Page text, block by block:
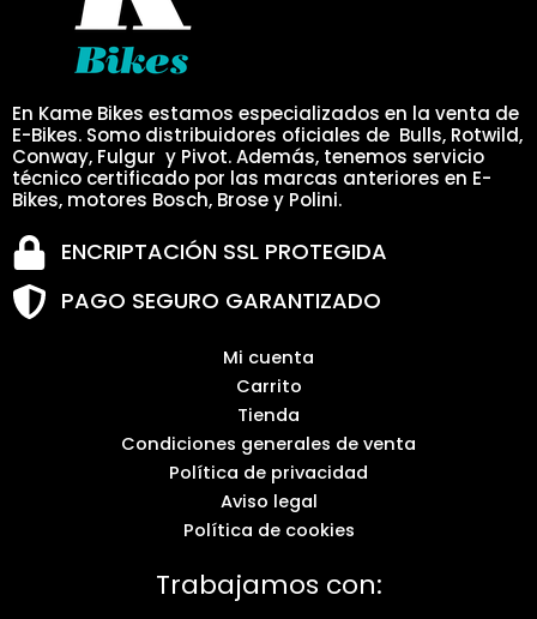
En Kame Bikes estamos especializados en la venta de
E-Bikes. Somo distribuidores oficiales de Bulls, Rotwild,
Conway, Fulgur y Pivot. Además, tenemos servicio
técnico certificado por las marcas anteriores en E-
Bikes, motores Bosch, Brose y Polini.
ENCRIPTACIÓN SSL PROTEGIDA
PAGO SEGURO GARANTIZADO
Mi cuenta
Carrito
Tienda
Condiciones generales de venta
Política de privacidad
Aviso legal
Política de cookies
Trabajamos con: